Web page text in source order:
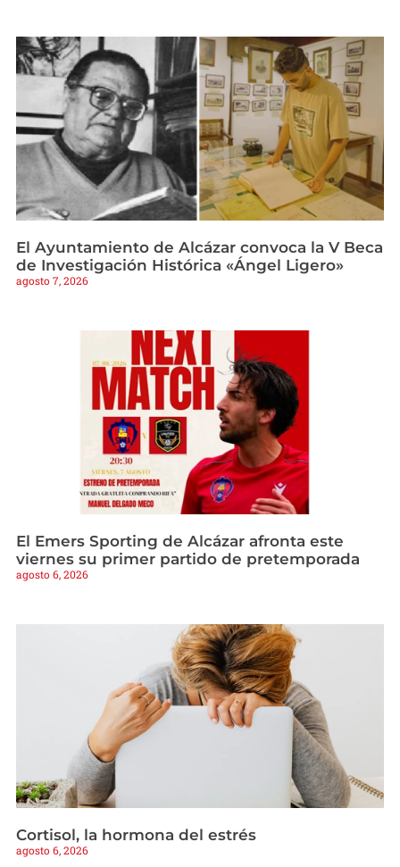
El Ayuntamiento de Alcázar convoca la V Beca
de Investigación Histórica «Ángel Ligero»
agosto 7, 2026
El Emers Sporting de Alcázar afronta este
viernes su primer partido de pretemporada
agosto 6, 2026
Cortisol, la hormona del estrés
agosto 6, 2026